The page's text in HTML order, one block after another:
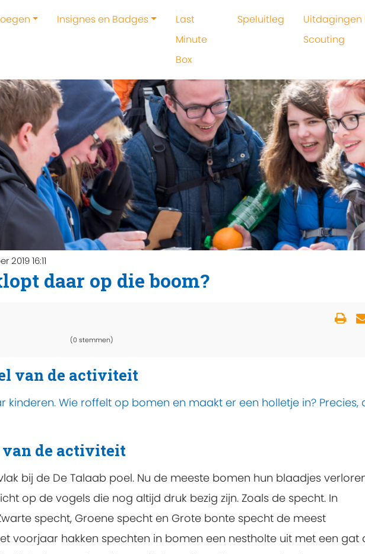
Insignes en Badges
Last
Minute
Box
Speluitleg
Uitdagingen
Scouting
16:11
daar op die boom?
(0 stemmen)
van de activiteit
kinderen. Wie roffelt op bomen en maakt er een holletje in? Precies,
de activiteit
bij de De Talaab poel. Nu de meeste bomen hun blaadjes
op de vogels die nog altijd druk bezig zijn. Zoals de specht. In
specht, Groene specht en Grote bonte specht de meest
voorjaar hakken spechten in bomen een nestholte uit met een gat